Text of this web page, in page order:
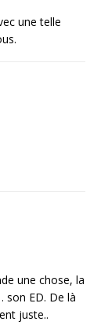
une telle
une chose, la
son ED. De là
juste..